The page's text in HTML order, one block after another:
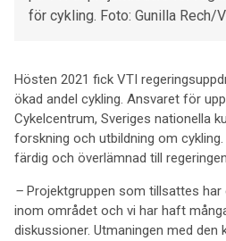
för cykling. Foto: Gunilla Rech/
Hösten 2021 fick VTI
ökad andel cykling. Ansvaret för
Cykelcentrum, Sveriges nationella
forskning och utbildning om
färdig och överlämnad till
– Projektgruppen som tillsattes
inom området och vi har haft
diskussioner. Utmaningen med den